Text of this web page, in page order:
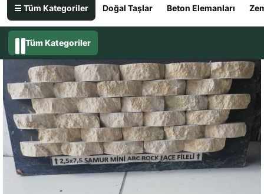
☰ Tüm Kategoriler Doğal Taşlar Beton Elemanları
Tüm Kategoriler